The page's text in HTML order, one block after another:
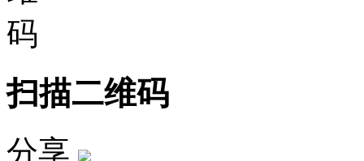
扫描二维码
分享